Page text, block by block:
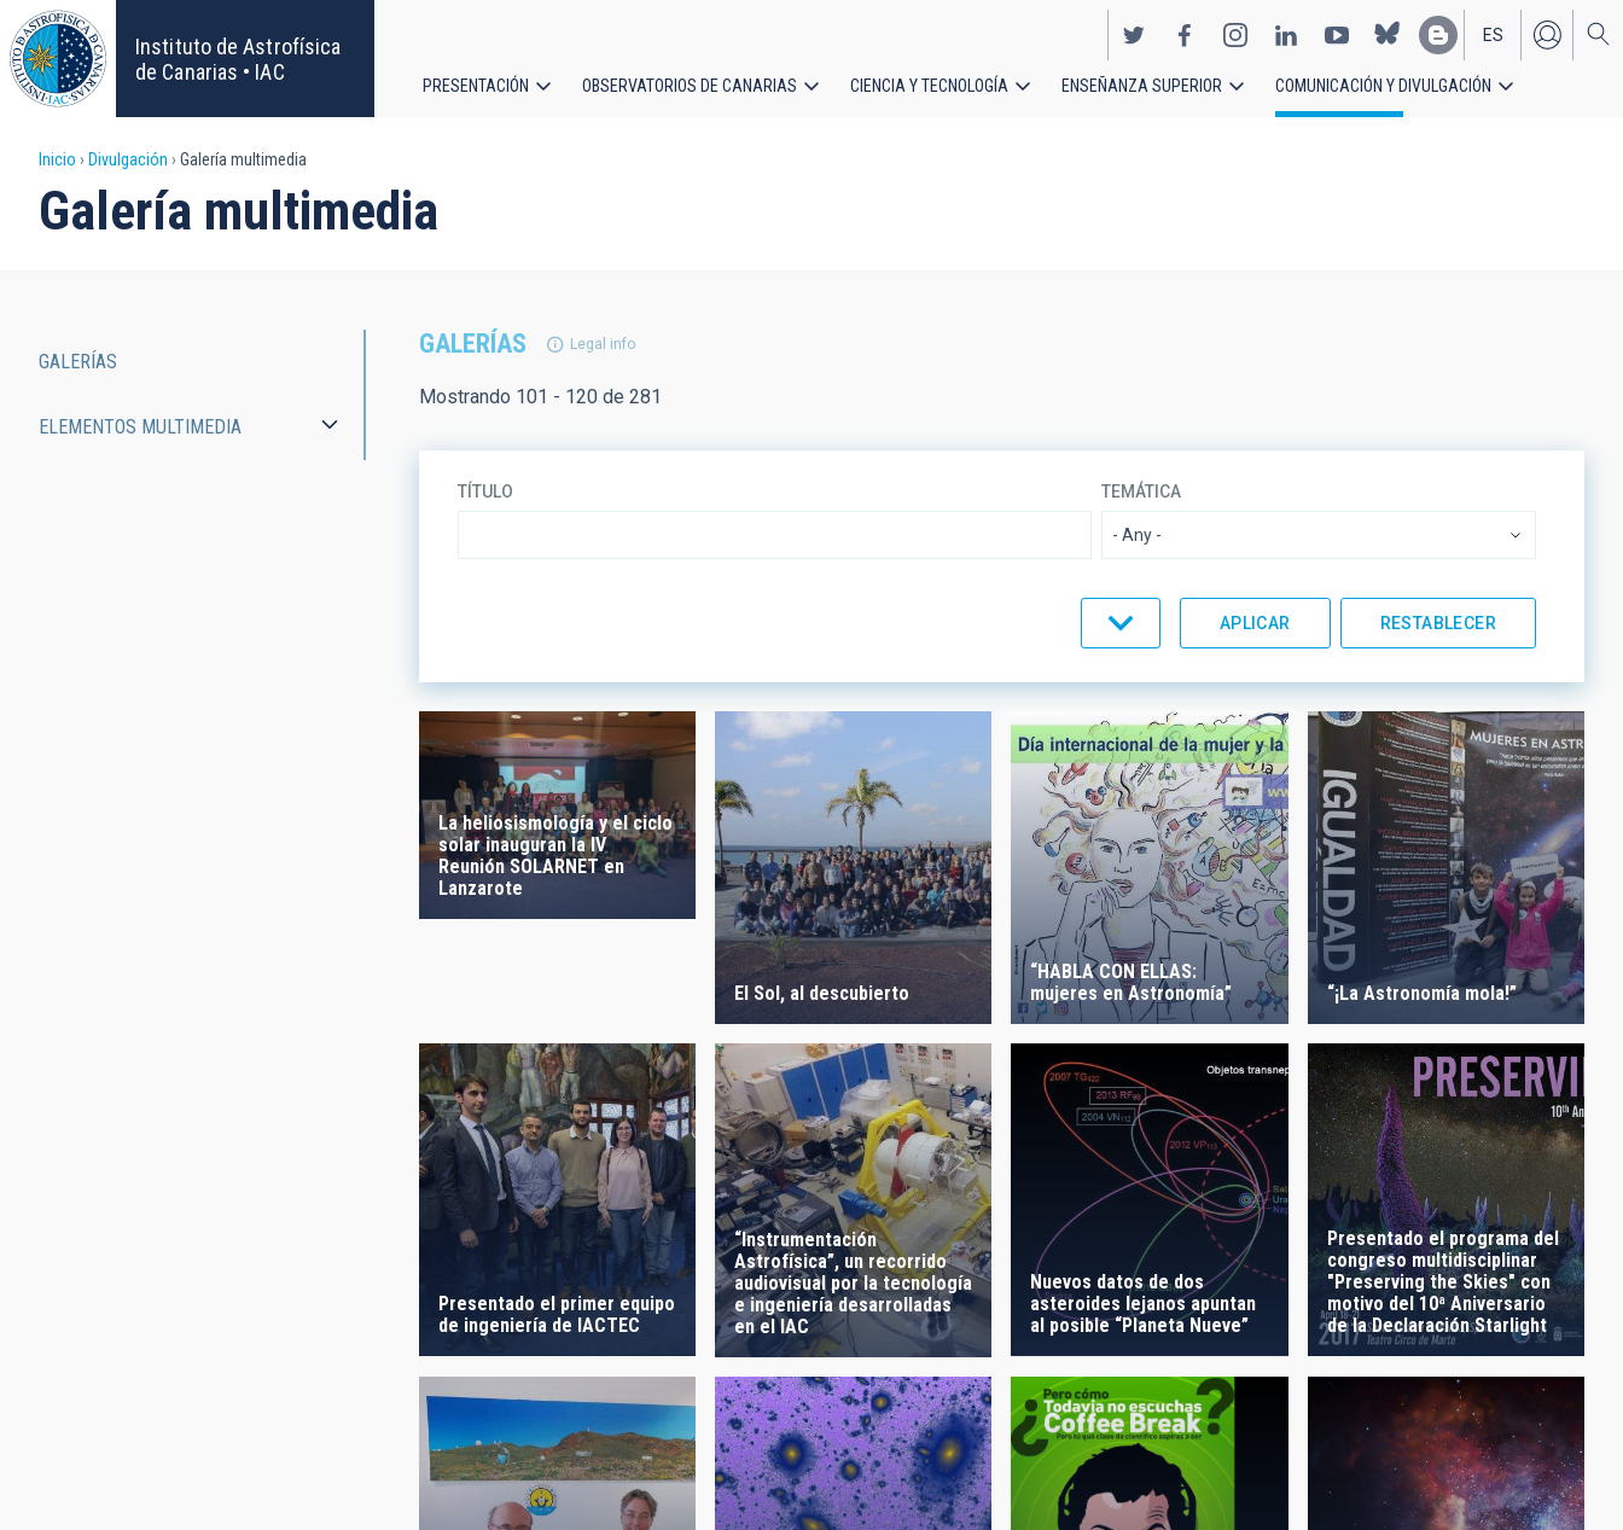
Pasar
al
contenido
principal
Instituto de Astrofísica
de Canarias • IAC
EN
ES
principal
PRESENTACIÓN OBSERVATORIOS DE CANARIAS CIENCIA Y TECNOLOGÍA ENSEÑANZA SUPERIOR COMUNICACIÓN Y DIVULGACIÓN
Sobrescribir
enlaces
la
Inicio Divulgación Galería multimedia
Galería multimedia
GALERÍAS Legal info
Mostrando 101 - 120 de 281
TÍTULO TEMÁTICA
- Any -
ASTROFÍSICAS
- Any -
FECHA DE CREACIÓN ORDENAR POR ORDEN
La heliosismología y el ciclo
solar inauguran la IV
Reunión SOLARNET en
Lanzarote
El Sol, al descubierto
“HABLA CON ELLAS:
mujeres en Astronomía”
“¡La Astronomía mola!”
Presentado el primer equipo
de ingeniería de IACTEC
“Instrumentación
Astrofísica”, un recorrido
audiovisual por la tecnología
e ingeniería desarrolladas
en el IAC
Nuevos datos de dos
asteroides lejanos apuntan
al posible “Planeta Nueve”
Presentado el programa del
congreso multidisciplinar
"Preserving the Skies" con
motivo del 10ª Aniversario
de la Declaración Starlight
navigation
GALERÍAS
ELEMENTOS MULTIMEDIA